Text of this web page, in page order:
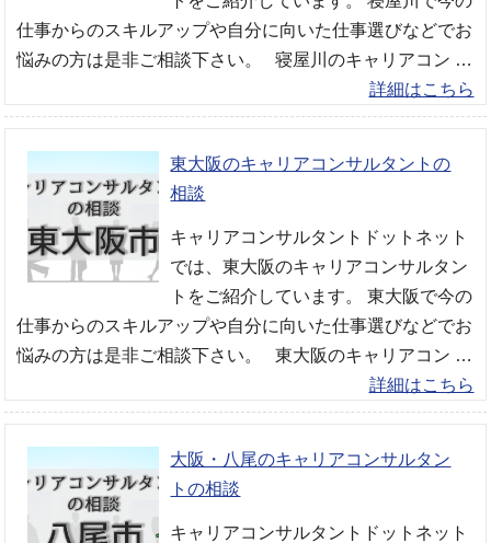
仕事からのスキルアップや自分に向いた仕事選びなどでお
悩みの方は是非ご相談下さい。 寝屋川のキャリアコン …
詳細はこちら
東大阪のキャリアコンサルタントの
相談
キャリアコンサルタントドットネット
では、東大阪のキャリアコンサルタン
トをご紹介しています。 東大阪で今の
仕事からのスキルアップや自分に向いた仕事選びなどでお
悩みの方は是非ご相談下さい。 東大阪のキャリアコン …
詳細はこちら
大阪・八尾のキャリアコンサルタン
トの相談
キャリアコンサルタントドットネット